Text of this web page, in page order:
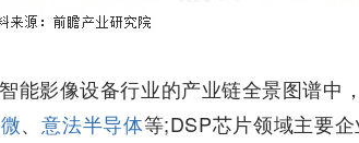
能影像设备行业的产业链全景图谱中
、意法半导体等;DSP芯片领域主要